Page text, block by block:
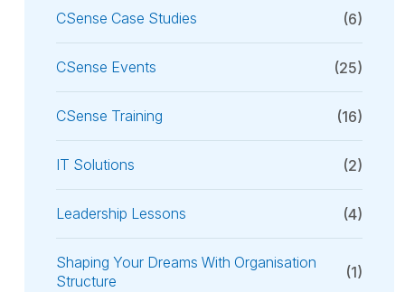
CSense Case Studies (6)
CSense Events (25)
CSense Training (16)
IT Solutions (2)
Leadership Lessons (4)
Shaping Your Dreams With Organisation
Structure
(1)